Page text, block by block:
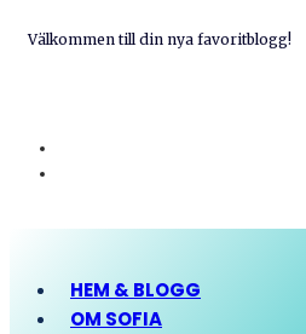
Välkommen till din nya favoritblogg!
HEM & BLOGG
OM SOFIA